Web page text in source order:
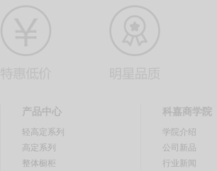
产品中心
轻高定系列
高定系列
整体橱柜
科嘉商学院
学院介绍
公司新品
行业新闻